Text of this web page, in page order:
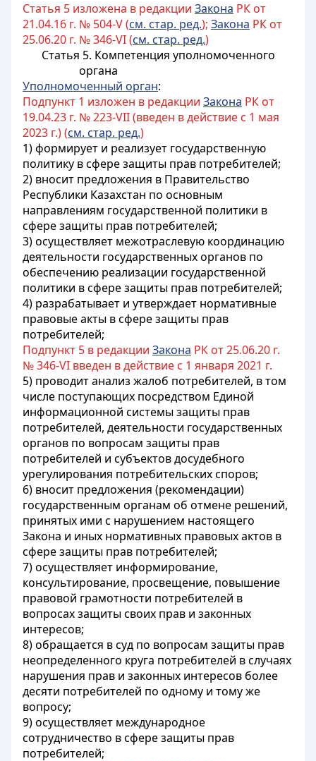
Статья 5 изложена в редакции Закона РК от
21.04.16 г. № 504-V (см. стар. ред.); Закона РК от
25.06.20 г. № 346-VI (см. стар. ред.)
Статья 5. Компетенция уполномоченного
органа
Уполномоченный орган:
Подпункт 1 изложен в редакции Закона РК от
19.04.23 г. № 223-VII (введен в действие с 1 мая
2023 г.) (см. стар. ред.)
1)формирует и реализует государственную
политику в сфере защиты прав потребителей;
2) вносит предложения в Правительство
Республики Казахстан по основным
направлениям государственной политики в
сфере защиты прав потребителей;
3) осуществляет межотраслевую координацию
деятельности государственных органов по
обеспечению реализации государственной
политики в сфере защиты прав потребителей;
4) разрабатывает и утверждает нормативные
правовые акты в сфере защиты прав
потребителей;
Подпункт 5 в редакции Закона РК от 25.06.20 г.
№ 346-VI введен в действие с 1 января 2021 г.
5) проводит анализ жалоб потребителей, в том
числе поступающих посредством Единой
информационной системы защиты прав
потребителей, деятельности государственных
органов по вопросам защиты прав
потребителей и субъектов досудебного
урегулирования потребительских споров;
6) вносит предложения (рекомендации)
государственным органам об отмене решений,
принятых ими с нарушением настоящего
Закона и иных нормативных правовых актов в
сфере защиты прав потребителей;
7) осуществляет информирование,
консультирование, просвещение, повышение
правовой грамотности потребителей в
вопросах защиты своих прав и законных
интересов;
8) обращается в суд по вопросам защиты прав
неопределенного круга потребителей в случаях
нарушения прав и законных интересов более
десяти потребителей по одному и тому же
вопросу;
9) осуществляет международное
сотрудничество в сфере защиты прав
потребителей;